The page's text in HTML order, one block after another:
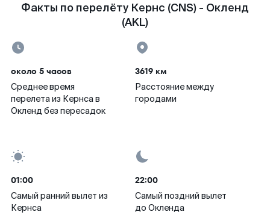
Факты по перелёту Кернс (CNS) - Окленд
(AKL)
около 5 часов
Среднее время
перелета из Кернса в
Окленд без пересадок
3619 км
Расстояние между
городами
01:00
Самый ранний вылет из
Кернса
22:00
Самый поздний вылет
до Окленда